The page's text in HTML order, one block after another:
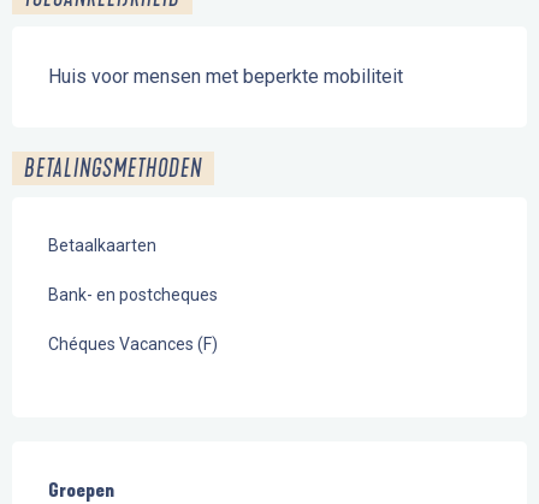
Huis voor mensen met beperkte mobiliteit
BETALINGSMETHODEN
Betaalkaarten
Bank- en postcheques
Chéques Vacances (F)
Groepen
Groepen